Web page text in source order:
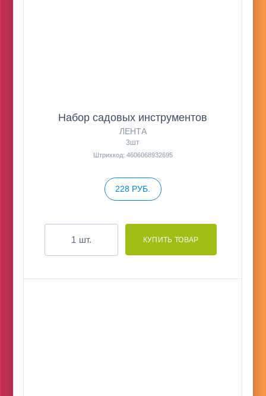
Набор садовых инструментов
ЛЕНТА
3шт
Штрихкод: 4606068932695
228 РУБ.
шт.